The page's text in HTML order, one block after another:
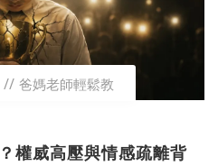
爸媽老師輕鬆教
權威高壓與情感疏離背